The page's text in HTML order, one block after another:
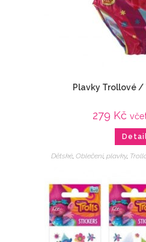
Plavky Trollové /
279 Kč
Dětské, Oblečení, plavky,